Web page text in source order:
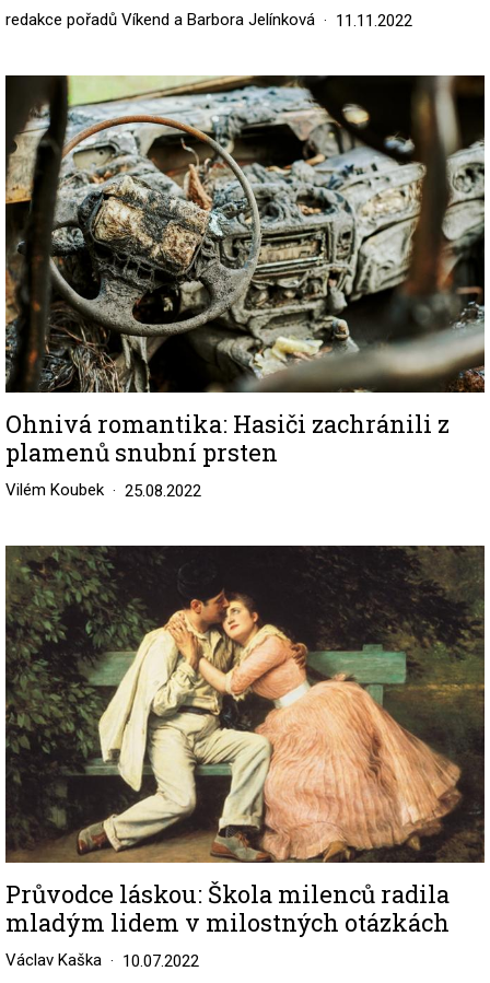
redakce pořadů Víkend a Barbora Jelínková 11.11.2022
Ohnivá romantika: Hasiči zachránili z
plamenů snubní prsten
Vilém Koubek 25.08.2022
Image
Průvodce láskou: Škola milenců radila
mladým lidem v milostných otázkách
Václav Kaška 10.07.2022